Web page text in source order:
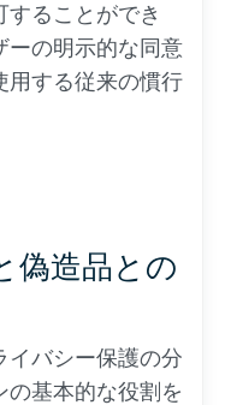
ることができ
ーの明示的な同意
用する従来の慣行
偽造品との
イバシー保護の分
の基本的な役割を